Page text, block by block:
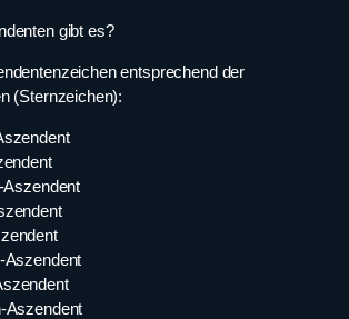
gibt es?
entsprechend der
(Sternzeichen):
Aszendent
Aszendent
Aszendent